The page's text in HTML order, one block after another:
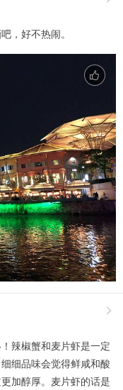
，好不热闹。

辣椒蟹和麦片虾是一定
细品味会觉得鲜咸和酸
加醇厚。麦片虾的话是